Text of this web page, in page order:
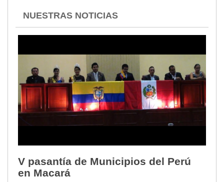
NUESTRAS NOTICIAS
V pasantía de Municipios del Perú
en Macará